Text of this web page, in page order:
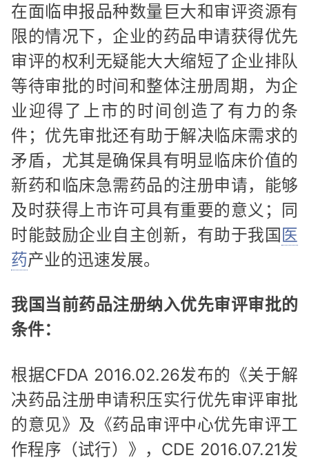
在面临申报品种数量巨大和审评资源有
限的情况下，企业的药品申请获得优先
审评的权利无疑能大大缩短了企业排队
等待审批的时间和整体注册周期，为企
业迎得了上市的时间创造了有力的条
件；优先审批还有助于解决临床需求的
矛盾，尤其是确保具有明显临床价值的
新药和临床急需药品的注册申请，能够
及时获得上市许可具有重要的意义；同
时能鼓励企业自主创新，有助于我国 医
药产业的迅速发展。
我国当前药品注册纳入优先审评审批的
条件：
根据CFDA 2016.02.26发布的《关于解
决药品注册申请积压实行优先审评审批
的意见》及《药品审评中心优先审评工
作程序（试行）》，CDE 2016.07.21发